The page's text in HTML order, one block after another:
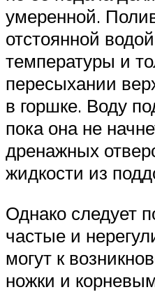
умеренной.
отстоянной
температуры и
пересыхании
в горшке. Воду
пока она не
дренажных
жидкости из
Однако следует
частые и
могут к
ножки и